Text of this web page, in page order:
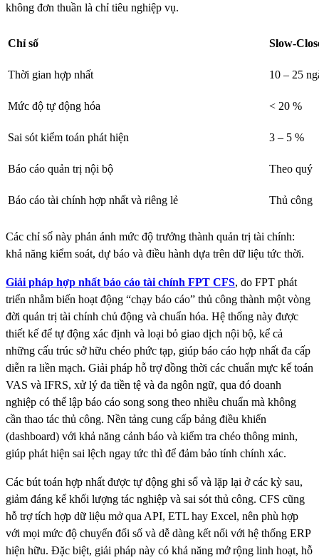
không đơn thuần là chỉ tiêu nghiệp vụ.
Chỉ số Slow-
Thời gian hợp nhất 10 – 25
Mức độ tự động hóa < 20 %
Sai sót kiểm toán phát hiện 3 – 5 %
Báo cáo quản trị nội bộ Theo quý
Báo cáo tài chính hợp nhất và riêng lẻ Thủ công
Các chỉ số này phản ánh mức độ trưởng thành quản trị tài chính:
khả năng kiểm soát, dự báo và điều hành dựa trên dữ liệu tức thời.
Giải pháp hợp nhất báo cáo tài chính FPT CFS, do FPT phát
triển nhằm biến hoạt động “chạy báo cáo” thủ công thành một vòng
đời quản trị tài chính chủ động và chuẩn hóa. Hệ thống này được
thiết kế để tự động xác định và loại bỏ giao dịch nội bộ, kể cả
những cấu trúc sở hữu chéo phức tạp, giúp báo cáo hợp nhất đa cấp
diễn ra liền mạch. Giải pháp hỗ trợ đồng thời các chuẩn mực kế toán
VAS và IFRS, xử lý đa tiền tệ và đa ngôn ngữ, qua đó doanh
nghiệp có thể lập báo cáo song song theo nhiều chuẩn mà không
cần thao tác thủ công. Nền tảng cung cấp bảng điều khiển
(dashboard) với khả năng cảnh báo và kiểm tra chéo thông minh,
giúp phát hiện sai lệch ngay tức thì để đảm bảo tính chính xác.
Các bút toán hợp nhất được tự động ghi sổ và lặp lại ở các kỳ sau,
giảm đáng kể khối lượng tác nghiệp và sai sót thủ công. CFS cũng
hỗ trợ tích hợp dữ liệu mở qua API, ETL hay Excel, nên phù hợp
với mọi mức độ chuyển đổi số và dễ dàng kết nối với hệ thống ERP
hiện hữu. Đặc biệt, giải pháp này có khả năng mở rộng linh hoạt, hỗ